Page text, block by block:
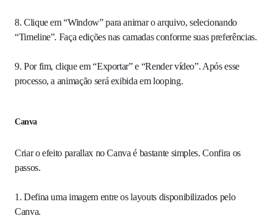
8. Clique em “Window” para animar o arquivo, selecionando
“Timeline”. Faça edições nas camadas conforme suas preferências.
9. Por fim, clique em “Exportar” e “Render vídeo”. Após esse
processo, a animação será exibida em looping.
Canva
Criar o efeito parallax no Canva é bastante simples. Confira os
passos.
1. Defina uma imagem entre os layouts disponibilizados pelo
Canva.